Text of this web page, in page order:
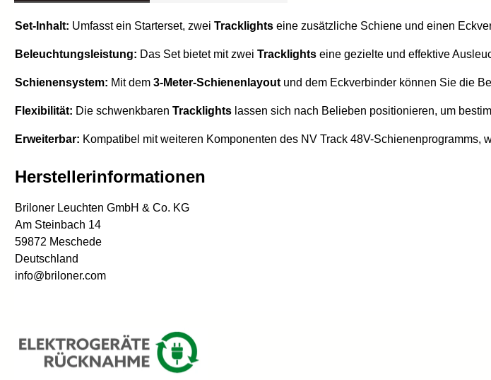
Set-Inhalt: Umfasst ein Starterset, zwei Tracklights eine zusätzliche Schiene und einen
Beleuchtungsleistung: Das Set bietet mit zwei Tracklights eine gezielte und effektive
Schienensystem: Mit dem 3-Meter-Schienenlayout und dem Eckverbinder können Sie die
Flexibilität: Die schwenkbaren Tracklights lassen sich nach Belieben positionieren, um
Erweiterbar: Kompatibel mit weiteren Komponenten des NV Track 48V-
Herstellerinformationen
Briloner Leuchten GmbH & Co. KG
Am Steinbach 14
59872 Meschede
Deutschland
info@briloner.com